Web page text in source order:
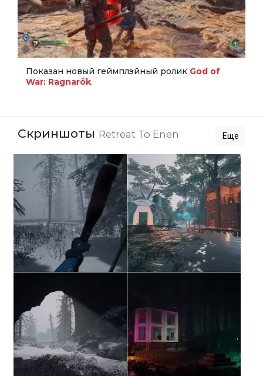
Показан новый геймплэйный ролик God of
War: Ragnarök.
Скриншоты Retreat To Enen Еще